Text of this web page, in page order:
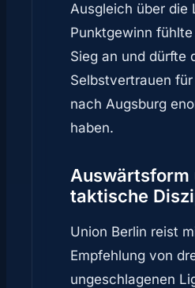
Ausgleich über die
Punktgewinn
Sieg an und dürfte
Selbstvertrauen für
nach Augsburg
haben.
Auswärtsform
taktische
Union Berlin reist
Empfehlung von
ungeschlagenen